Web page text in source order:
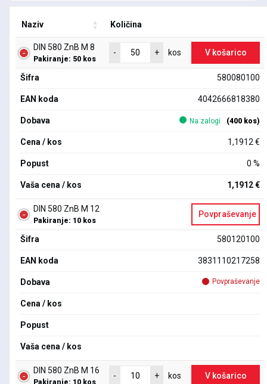
Naziv Količina
DIN 580 ZnB M 8
Pakiranje: 50 kos
- + kos V košarico
Šifra 580080100
EAN koda 4042666818380
Dobava Na zalogi (400 kos)
Cena / kos 1,1912 €
Popust 0 %
Vaša cena / kos 1,1912 €
DIN 580 ZnB M 12
Pakiranje: 10 kos
Povpraševanje
Šifra 580120100
EAN koda 3831110217258
Dobava Povpraševanje
Cena / kos
Popust
Vaša cena / kos
DIN 580 ZnB M 16
Pakiranje: 10 kos
- + kos V košarico